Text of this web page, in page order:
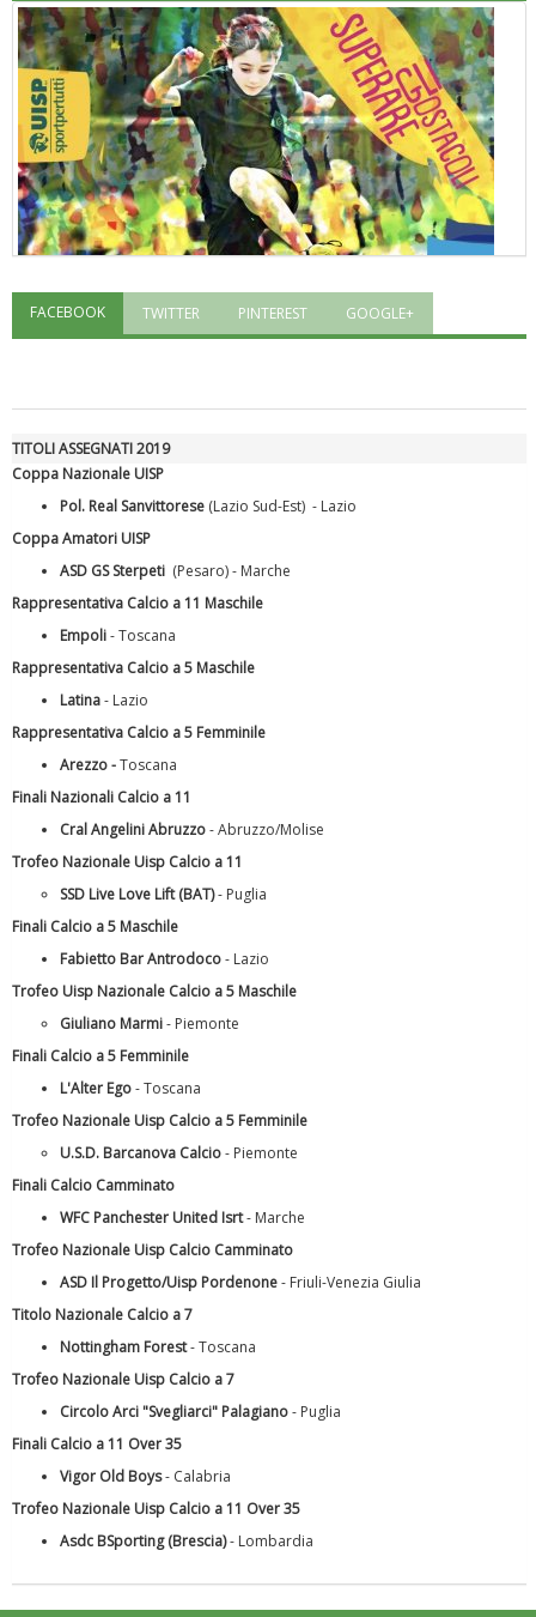
"Superare gli ostacoli": la relazione di Tiziano Pesce al CN Uisp
Luglio 2026: "Pensando con i piedi, si possono fare le
rivoluzioni"
Tiziano Pesce a Radio InBlu2000 traccia il bilancio della stagione
Ddl Lobby, Uisp: “Il Parlamento valorizzi le nostre specificità"
FACEBOOK TWITTER PINTEREST GOOGLE+
TITOLI ASSEGNATI 2019
Coppa Nazionale UISP
Pol. Real Sanvittorese (Lazio Sud-Est) - Lazio
Coppa Amatori UISP
ASD GS Sterpeti (Pesaro) - Marche
Rappresentativa Calcio a 11 Maschile
Empoli- Toscana
Rappresentativa Calcio a 5 Maschile
Latina- Lazio
Rappresentativa Calcio a 5 Femminile
Arezzo-Toscana
Finali Nazionali Calcio a 11
Cral Angelini Abruzzo- Abruzzo/Molise
Trofeo Nazionale Uisp Calcio a 11
SSD Live Love Lift (BAT)- Puglia
Finali Calcio a 5 Maschile
Fabietto Bar Antrodoco- Lazio
Trofeo Uisp Nazionale Calcio a 5 Maschile
Giuliano Marmi- Piemonte
Finali Calcio a 5 Femminile
L'Alter Ego- Toscana
Trofeo Nazionale Uisp Calcio a 5 Femminile
U.S.D. Barcanova Calcio- Piemonte
Finali Calcio Camminato
WFC Panchester United Isrt- Marche
Trofeo Nazionale Uisp Calcio Camminato
ASD Il Progetto/Uisp Pordenone- Friuli-Venezia Giulia
Titolo Nazionale Calcio a 7
Nottingham Forest- Toscana
Trofeo Nazionale Uisp Calcio a 7
Circolo Arci "Svegliarci" Palagiano- Puglia
Finali Calcio a 11 Over 35
Vigor Old Boys- Calabria
Trofeo Nazionale Uisp Calcio a 11 Over 35
Asdc BSporting (Brescia)- Lombardia